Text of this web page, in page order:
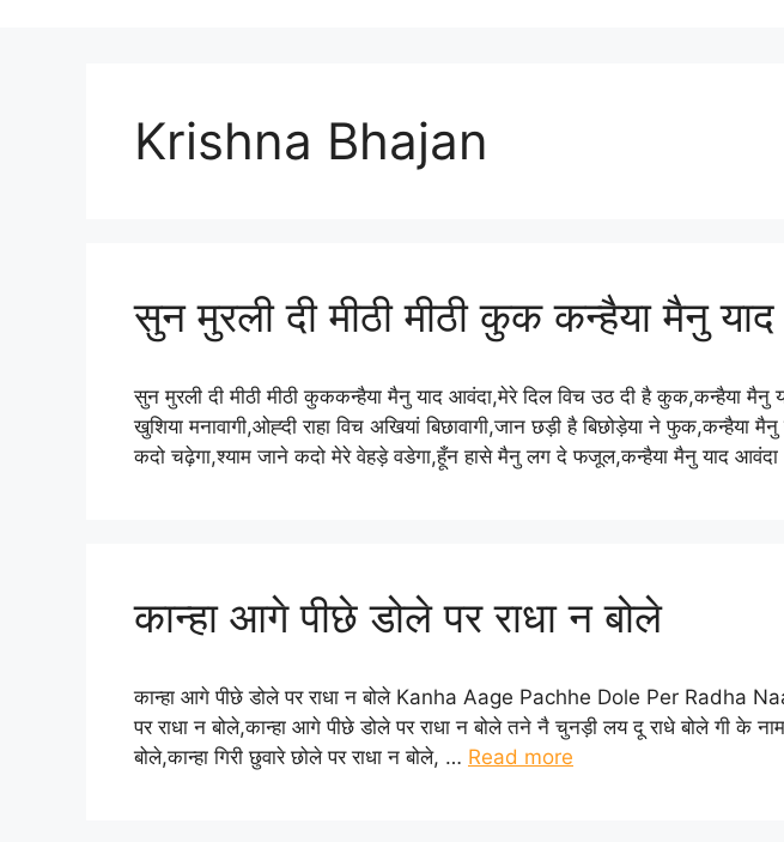
Krishna Bhajan
सुन मुरली दी मीठी मीठी कुक कन्हैया मैनु
सुन मुरली दी मीठी मीठी कुककन्हैया मैनु याद आवंदा,मेरे दिल विच उठ दी है कुक,कन्हैया मैनु
खुशिया मनावागी,ओह्दी राहा विच अखियां बिछावागी,जान छड़ी है बिछोड़ेया ने फुक,कन्हैया
कदो चढ़ेगा,श्याम जाने कदो मेरे वेहड़े वडेगा,हूँन हासे मैनु लग दे फजूल,कन्हैया मैनु याद
कान्हा आगे पीछे डोले पर राधा न बोले
कान्हा आगे पीछे डोले पर राधा न बोले Kanha Aage Pachhe Dole Per Radha Naa
पर राधा न बोले,कान्हा आगे पीछे डोले पर राधा न बोले तने नै चुनड़ी लय दू राधे बोले गी के
बोले,कान्हा गिरी छुवारे छोले पर राधा न बोले, … Read more